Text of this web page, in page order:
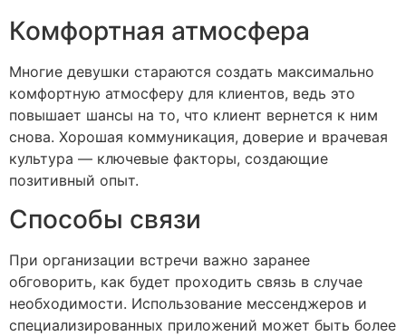
Комфортная атмосфера
Многие девушки стараются создать максимально
комфортную атмосферу для клиентов, ведь это
повышает шансы на то, что клиент вернется к ним
снова. Хорошая коммуникация, доверие и врачевая
культура — ключевые факторы, создающие
позитивный опыт.
Способы связи
При организации встречи важно заранее
обговорить, как будет проходить связь в случае
необходимости. Использование мессенджеров и
специализированных приложений может быть более